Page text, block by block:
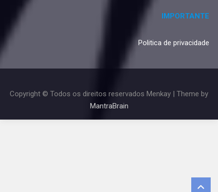
IMPORTANTE
Politica de privacidade
Copyright © Todos os direitos reservados Menkay | Theme by
MantraBrain